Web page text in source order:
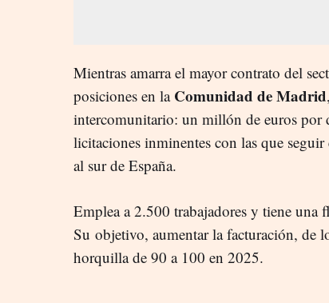
Mientras amarra el mayor contrato del
posiciones en la Comunidad de Madrid
intercomunitario: un millón de euros por
licitaciones inminentes con las que
al sur de España.
Emplea a 2.500 trabajadores y tiene una
Su objetivo, aumentar la facturación, de
horquilla de 90 a 100 en 2025.